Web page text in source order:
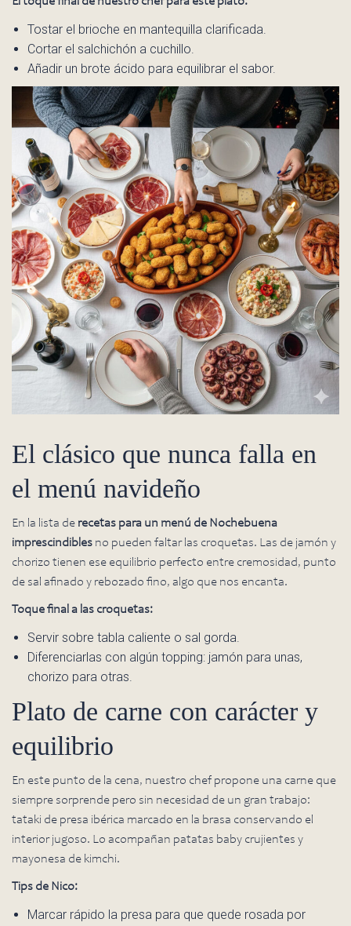
Tostar el brioche en mantequilla clarificada.
Cortar el salchichón a cuchillo.
Añadir un brote ácido para equilibrar el sabor.
El clásico que nunca falla en
el menú navideño
En la lista de recetas para un menú de Nochebuena
imprescindibles no pueden faltar las croquetas. Las de jamón y
chorizo tienen ese equilibrio perfecto entre cremosidad, punto
de sal afinado y rebozado fino, algo que nos encanta.
Toque final a las croquetas:
Servir sobre tabla caliente o sal gorda.
Diferenciarlas con algún topping: jamón para unas,
chorizo para otras.
Plato de carne con carácter y
equilibrio
En este punto de la cena, nuestro chef propone una carne que
siempre sorprende pero sin necesidad de un gran trabajo:
tataki de presa ibérica marcado en la brasa conservando el
interior jugoso. Lo acompañan patatas baby crujientes y
mayonesa de kimchi.
Tips de Nico:
Marcar rápido la presa para que quede rosada por